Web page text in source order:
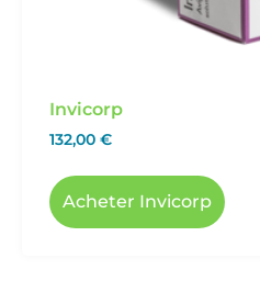
Invicorp
132,00 €
Acheter Invicorp